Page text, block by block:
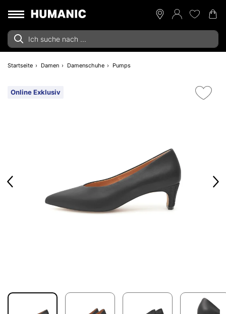
Startseite Damen Damenschuhe Pumps
Online Exklusiv